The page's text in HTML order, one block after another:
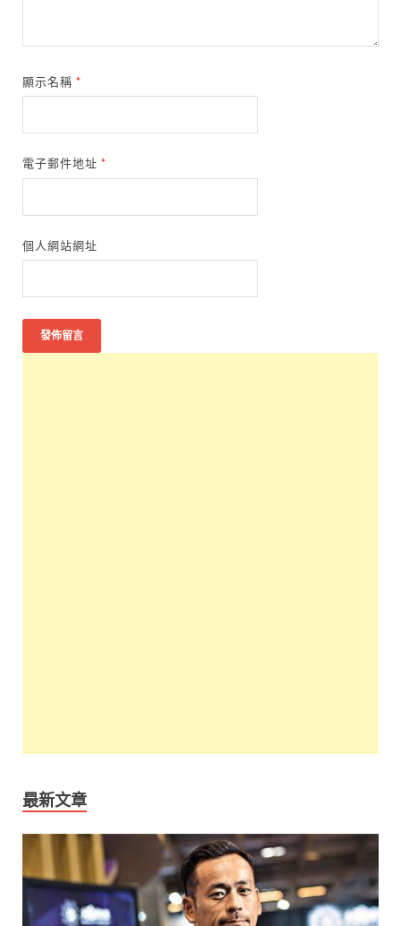
顯示名稱*
電子郵件地址*
個人網站網址
最新文章